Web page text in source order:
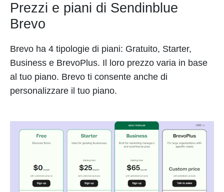
Prezzi e piani di Sendinblue
Brevo
Brevo ha 4 tipologie di piani: Gratuito, Starter,
Business e BrevoPlus. Il loro prezzo varia in base
al tuo piano. Brevo ti consente anche di
personalizzare il tuo piano.